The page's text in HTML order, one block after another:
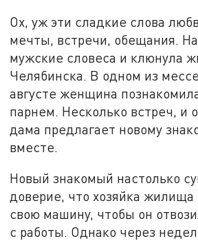
Ох, уж эти сладкие слова
мечты, встречи, обещания.
мужские словеса и клюнула
Челябинска. В одном из
августе женщина
парнем. Несколько встреч, и
дама предлагает новому
вместе.
Новый знакомый настолько
доверие, что хозяйка жилища
свою машину, чтобы он
с работы. Однако через